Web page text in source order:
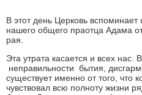
В этот день Церковь
нашего общего праотца Адама
рая.
Эта утрата касается и всех
неправильности бытия,
существует именно от того, что
чувствовал всю полноту жизни